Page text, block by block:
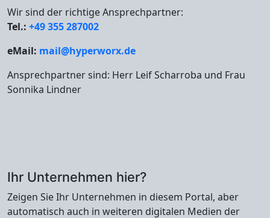
Wir sind der richtige Ansprechpartner:
Tel.: +49 355 287002
eMail: mail@hyperworx.de
Ansprechpartner sind: Herr Leif Scharroba und Frau
Sonnika Lindner
Ihr Unternehmen hier?
Zeigen Sie Ihr Unternehmen in diesem Portal, aber
automatisch auch in weiteren digitalen Medien der